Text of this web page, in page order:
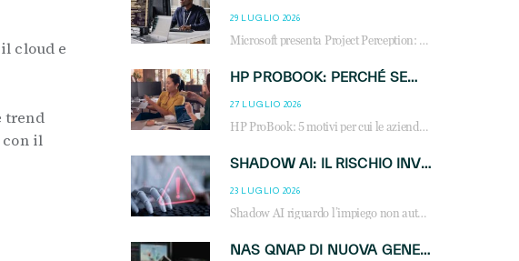
cloud e
trend
con il
29 LUGLIO 2026
Microsoft presenta Project Perception: scopri come gli agenti AI possono trasformare cybersecurity, SOC e servizi gestiti degli MSP.
HP PROBOOK: PERCHÉ SEMPRE PIÙ AZIENDE SCELGONO NOTEBOOK PROGETTATI PER IL LAVORO MODERNO
27 LUGLIO 2026
HP ProBook: 5 motivi per cui le aziende scelgono i notebook business HP per migliorare produttività, sicurezza e gestione dell’AI.
SHADOW AI: IL RISCHIO INVISIBILE CHE LE AZIENDE POSSONO GOVERNARE
23 LUGLIO 2026
Shadow AI riguardo l’impiego non autorizzato di sistemi AI all’interno dell’azienda. E’ una pratica che si diffonde a partire dai dipendenti fino ai dirigenti e mette a repentaglio la cybersecurity, con costi più elevati per le organizzazioni. Due recenti report illustrano il fenomeno e forniscono dati in merito
NAS QNAP DI NUOVA GENERAZIONE: PIÙ PRESTAZIONI, SCALABILITÀ E PROTEZIONE DEI DATI PER LE INFRASTRUTTURE IT MODERNE